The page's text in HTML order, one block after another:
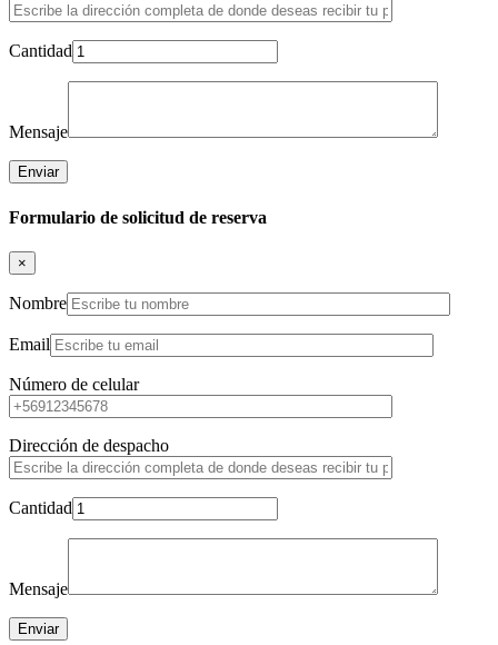
Cantidad
Mensaje
Formulario de solicitud de reserva
×
Nombre
Email
Número de celular
Dirección de despacho
Cantidad
Mensaje